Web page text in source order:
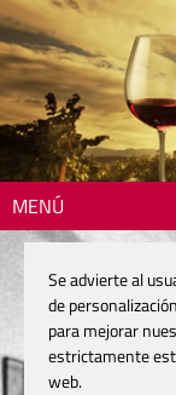
MENÚ
Se advierte al
de
para mejorar
estrictamente
web.